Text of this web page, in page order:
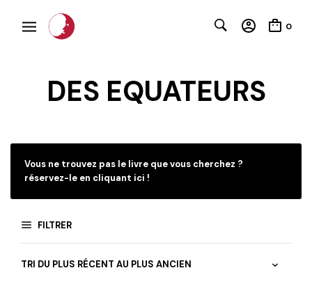
0
DES EQUATEURS
Vous ne trouvez pas le livre que vous cherchez ?
réservez-le en cliquant ici !
FILTRER